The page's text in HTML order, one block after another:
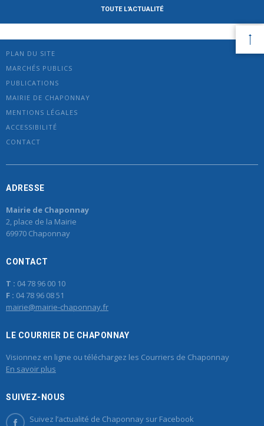
TOUTE L'ACTUALITÉ
PLAN DU SITE
MARCHÉS PUBLICS
PUBLICATIONS
MAIRIE DE CHAPONNAY
MENTIONS LÉGALES
ACCESSIBILITÉ
CONTACT
ADRESSE
Mairie de Chaponnay
2, place de la Mairie
69970 Chaponnay
CONTACT
T : 04 78 96 00 10
F : 04 78 96 08 51
mairie@mairie-chaponnay.fr
LE COURRIER DE CHAPONNAY
Visionnez en ligne ou téléchargez les Courriers de Chaponnay
En savoir plus
SUIVEZ-NOUS
Suivez l’actualité de Chaponnay sur Facebook